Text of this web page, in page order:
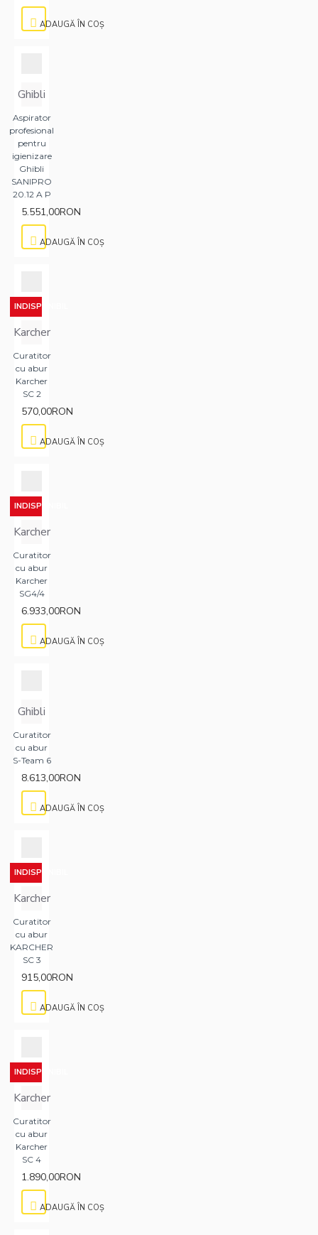
ADAUGĂ ÎN COŞ
Ghibli
Aspirator
profesional
pentru
igienizare
Ghibli
SANIPRO
20.12 A P
5.551,00RON
ADAUGĂ ÎN COŞ
INDISPONIBIL
Karcher
Curatitor
cu abur
Karcher
SC 2
570,00RON
ADAUGĂ ÎN COŞ
INDISPONIBIL
Karcher
Curatitor
cu abur
Karcher
SG4/4
6.933,00RON
ADAUGĂ ÎN COŞ
Ghibli
Curatitor
cu abur
S-Team 6
8.613,00RON
ADAUGĂ ÎN COŞ
INDISPONIBIL
Karcher
Curatitor
cu abur
KARCHER
SC 3
915,00RON
ADAUGĂ ÎN COŞ
INDISPONIBIL
Karcher
Curatitor
cu abur
Karcher
SC 4
1.890,00RON
ADAUGĂ ÎN COŞ